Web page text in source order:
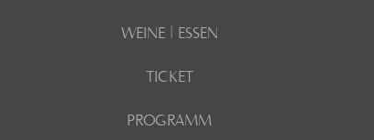
WEINE | ESSEN
TICKET
PROGRAMM